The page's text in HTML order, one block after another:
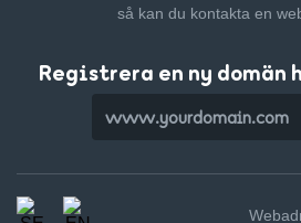
så kan du kontakta en
Registrera en ny domän